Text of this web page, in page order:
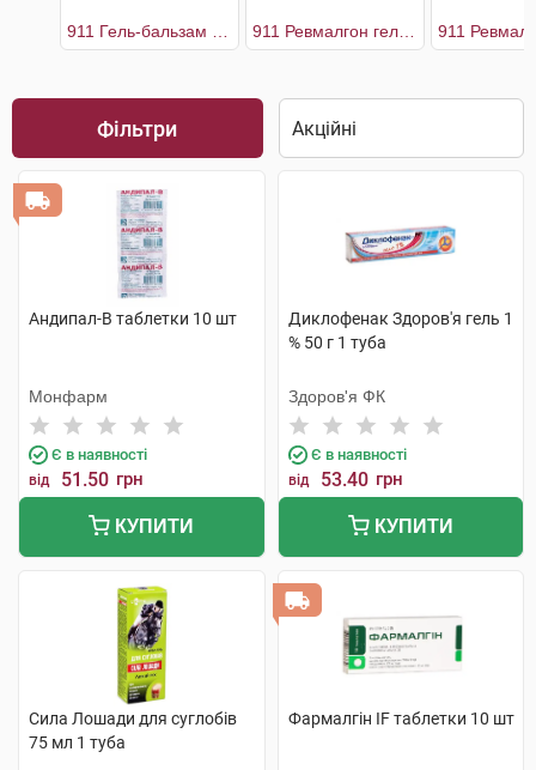
Фільтри
Андипал-В таблетки 10 шт
Монфарм
Є в наявності
від 51.50 грн
КУПИТИ
Диклофенак Здоров'я гель 1
% 50 г 1 туба
Здоров'я ФК
Є в наявності
від 53.40 грн
КУПИТИ
Сила Лошади для суглобів
75 мл 1 туба
Фармалгін IF таблетки 10 шт